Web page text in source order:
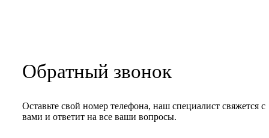
Обратный звонок
Оставьте свой номер телефона, наш специалист свяжется с
вами и ответит на все ваши вопросы.